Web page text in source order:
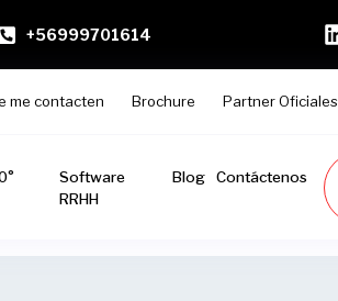
+56999701614
me contacten Brochure Partner Oficiales
Software
RRHH
Blog Contáctenos